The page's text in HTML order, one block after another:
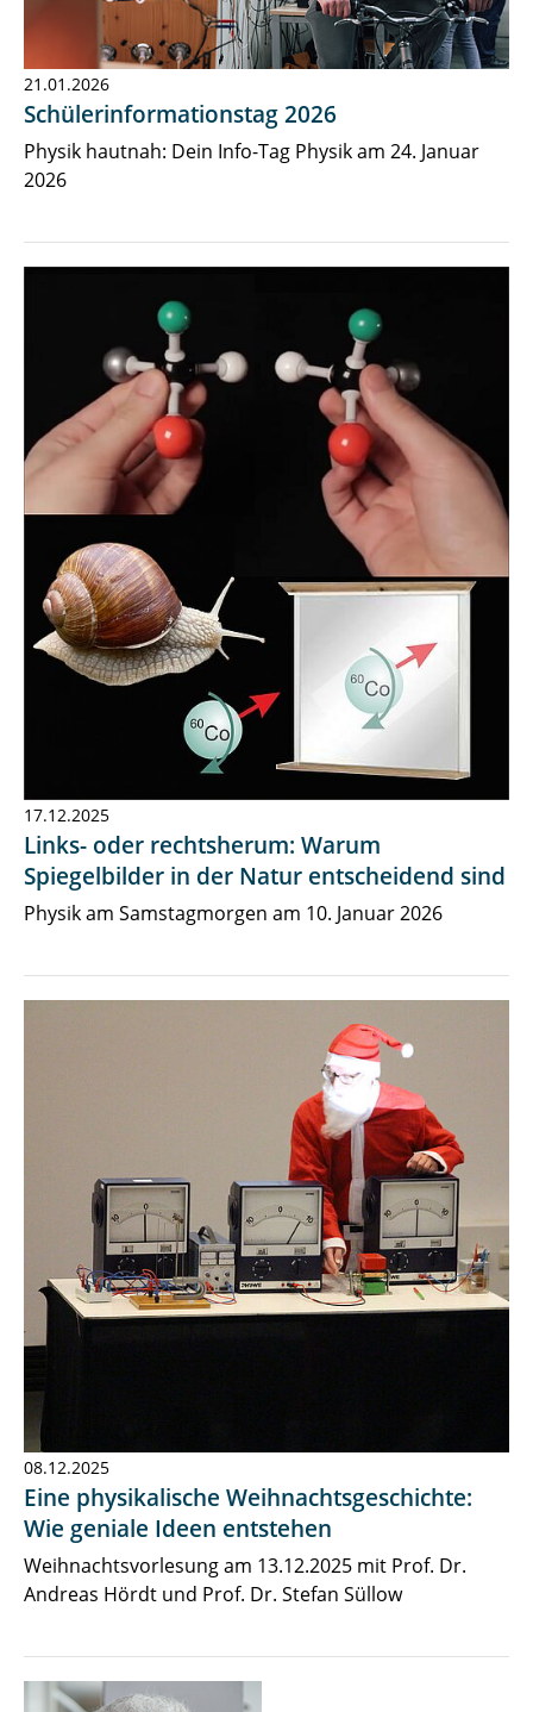
21.01.2026
Schülerinformationstag 2026
Physik hautnah: Dein Info-Tag Physik am 24. Januar
2026
17.12.2025
Links- oder rechtsherum: Warum
Spiegelbilder in der Natur entscheidend sind
Physik am Samstagmorgen am 10. Januar 2026
08.12.2025
Eine physikalische Weihnachtsgeschichte:
Wie geniale Ideen entstehen
Weihnachtsvorlesung am 13.12.2025 mit Prof. Dr.
Andreas Hördt und Prof. Dr. Stefan Süllow